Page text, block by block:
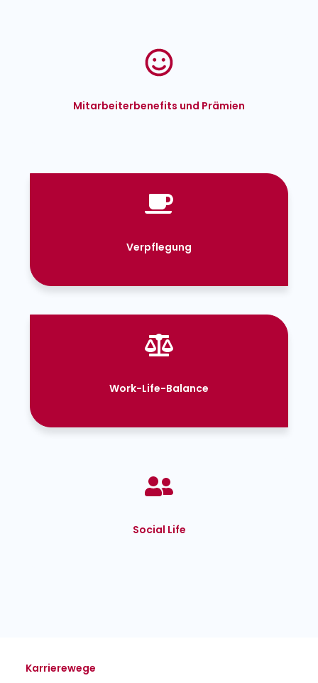
Mitarbeiter­benefits und Prämien
Verpflegung
Work-Life-Balance
Social Life
Karrierewege